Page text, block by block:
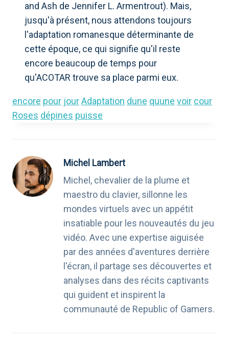
and Ash de Jennifer L. Armentrout). Mais,
jusqu'à présent, nous attendons toujours
l'adaptation romanesque déterminante de
cette époque, ce qui signifie qu'il reste
encore beaucoup de temps pour
qu'ACOTAR trouve sa place parmi eux.
encore pour jourAdaptation dune quune voir cour
Roses dépines puisse
Michel Lambert
Michel, chevalier de la plume et
maestro du clavier, sillonne les
mondes virtuels avec un appétit
insatiable pour les nouveautés du jeu
vidéo. Avec une expertise aiguisée
par des années d'aventures derrière
l'écran, il partage ses découvertes et
analyses dans des récits captivants
qui guident et inspirent la
communauté de Republic of Gamers.